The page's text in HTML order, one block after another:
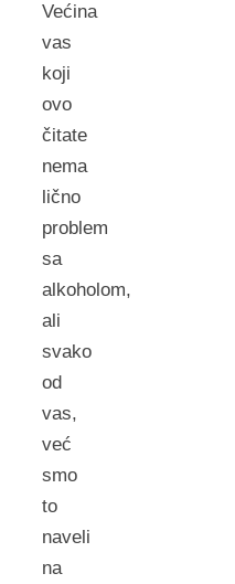
Većina
vas
koji
ovo
čitate
nema
lično
problem
sa
alkoholom,
ali
svako
od
vas,
već
smo
to
naveli
na